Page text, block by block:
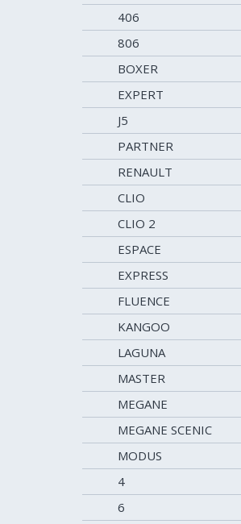
406
806
BOXER
EXPERT
J5
PARTNER
RENAULT
CLIO
CLIO 2
ESPACE
EXPRESS
FLUENCE
KANGOO
LAGUNA
MASTER
MEGANE
MEGANE SCENIC
MODUS
4
6